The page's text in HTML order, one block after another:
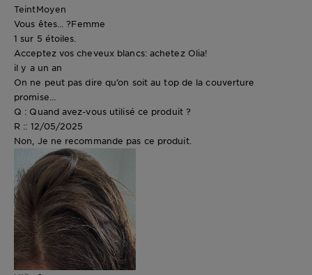
TeintMoyen
Vous êtes... ?Femme
1 sur 5 étoiles.
Acceptez vos cheveux blancs: achetez Olia!
il y a un an
On ne peut pas dire qu’on soit au top de la couverture
promise…
Q : Quand avez-vous utilisé ce produit ?
R :: 12/05/2025
Non, Je ne recommande pas ce produit.